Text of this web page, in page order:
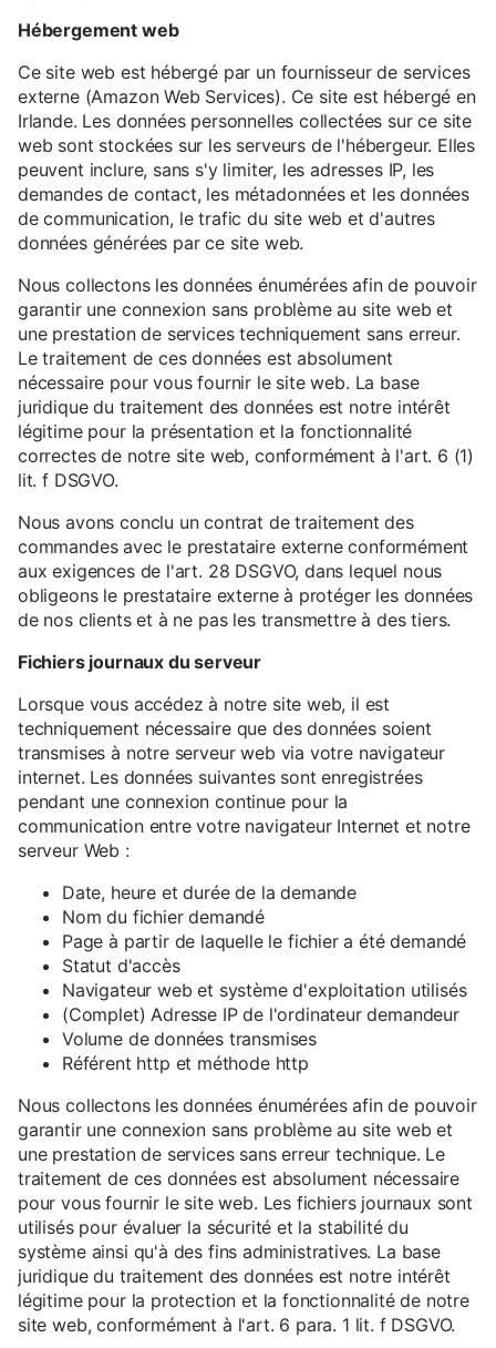
Hébergement web
Ce site web est hébergé par un fournisseur de services
externe (Amazon Web Services). Ce site est hébergé en
Irlande. Les données personnelles collectées sur ce site
web sont stockées sur les serveurs de l'hébergeur. Elles
peuvent inclure, sans s'y limiter, les adresses IP, les
demandes de contact, les métadonnées et les données
de communication, le trafic du site web et d'autres
données générées par ce site web.
Nous collectons les données énumérées afin de pouvoir
garantir une connexion sans problème au site web et
une prestation de services techniquement sans erreur.
Le traitement de ces données est absolument
nécessaire pour vous fournir le site web. La base
juridique du traitement des données est notre intérêt
légitime pour la présentation et la fonctionnalité
correctes de notre site web, conformément à l'art. 6 (1)
lit. f DSGVO.
Nous avons conclu un contrat de traitement des
commandes avec le prestataire externe conformément
aux exigences de l'art. 28 DSGVO, dans lequel nous
obligeons le prestataire externe à protéger les données
de nos clients et à ne pas les transmettre à des tiers.
Fichiers journaux du serveur
Lorsque vous accédez à notre site web, il est
techniquement nécessaire que des données soient
transmises à notre serveur web via votre navigateur
internet. Les données suivantes sont enregistrées
pendant une connexion continue pour la
communication entre votre navigateur Internet et notre
serveur Web :
Date, heure et durée de la demande
Nom du fichier demandé
Page à partir de laquelle le fichier a été demandé
Statut d'accès
Navigateur web et système d'exploitation utilisés
(Complet) Adresse IP de l'ordinateur demandeur
Volume de données transmises
Référent http et méthode http
Nous collectons les données énumérées afin de pouvoir
garantir une connexion sans problème au site web et
une prestation de services sans erreur technique. Le
traitement de ces données est absolument nécessaire
pour vous fournir le site web. Les fichiers journaux sont
utilisés pour évaluer la sécurité et la stabilité du
système ainsi qu'à des fins administratives. La base
juridique du traitement des données est notre intérêt
légitime pour la protection et la fonctionnalité de notre
site web, conformément à l'art. 6 para. 1 lit. f DSGVO.